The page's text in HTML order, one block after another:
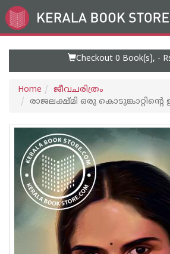
Go
to
Checkout 0 Book(s), -
Home
ജീവചരിത്രം
രാജലക്ഷ്മി ഒരു കൊടുങ്കാറ്റിന്റെ